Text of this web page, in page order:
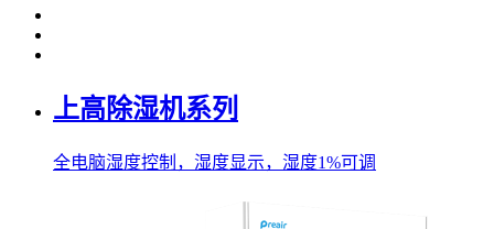
上高除湿机系列
全电脑湿度控制，湿度显示，湿度1%可调